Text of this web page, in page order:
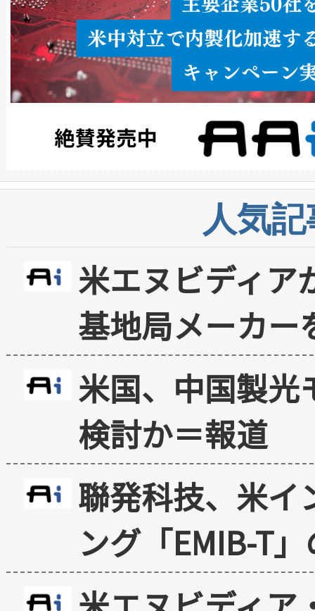
人気
米エヌビディア
基地局メーカー
米国、中国製光
検討か＝報道
聯発科技、米イ
ング「EMIB-T